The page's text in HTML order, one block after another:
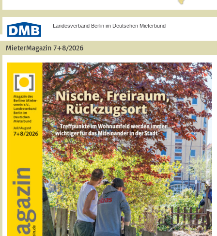
Landesverband Berlin im Deutschen Mieterbund
MieterMagazin 7+8/2026